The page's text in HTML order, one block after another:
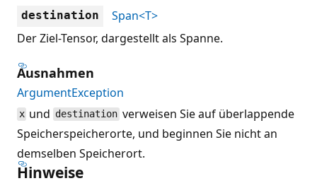
destination
Span<T>
Der Ziel-Tensor, dargestellt als Spanne.
Ausnahmen
ArgumentException
x und destination verweisen Sie auf überlappende
Speicherspeicherorte, und beginnen Sie nicht an
demselben Speicherort.
Hinweise